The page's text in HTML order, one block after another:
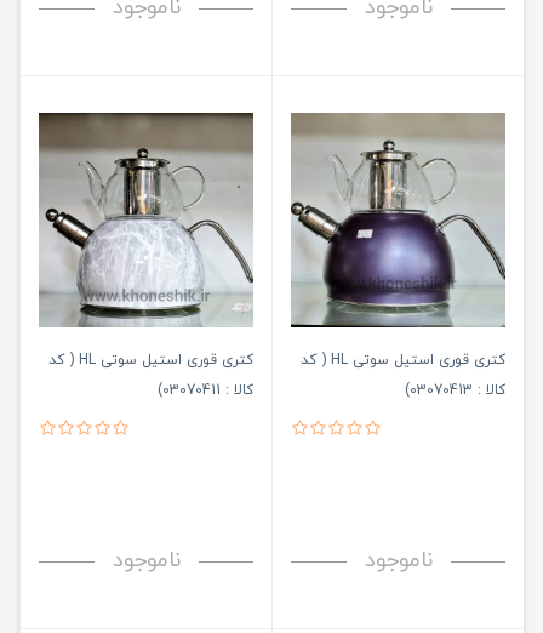
ناموجود ناموجود
کتری قوری استیل سوتی HL ( کد
کالا : 03070413)
ناموجود
کتری قوری استیل سوتی HL ( کد
کالا : 03070411)
ناموجود